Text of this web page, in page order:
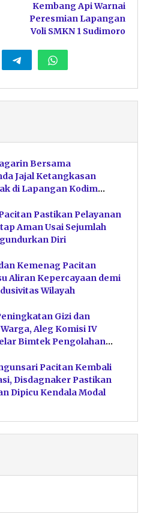
Kembang Api Warnai
Peresmian Lapangan
Voli SMKN 1 Sudimoro
Bersama
Jajal Ketangkasan
di Lapangan Kodim
Pastikan Pelayanan
Aman Usai Sejumlah
Diri
Kemenag Pacitan
Aliran Kepercayaan demi
Wilayah
Gizi dan
Aleg Komisi IV
Bimtek Pengolahan
Pacitan Kembali
Disdagnaker Pastikan
Dipicu Kendala Modal